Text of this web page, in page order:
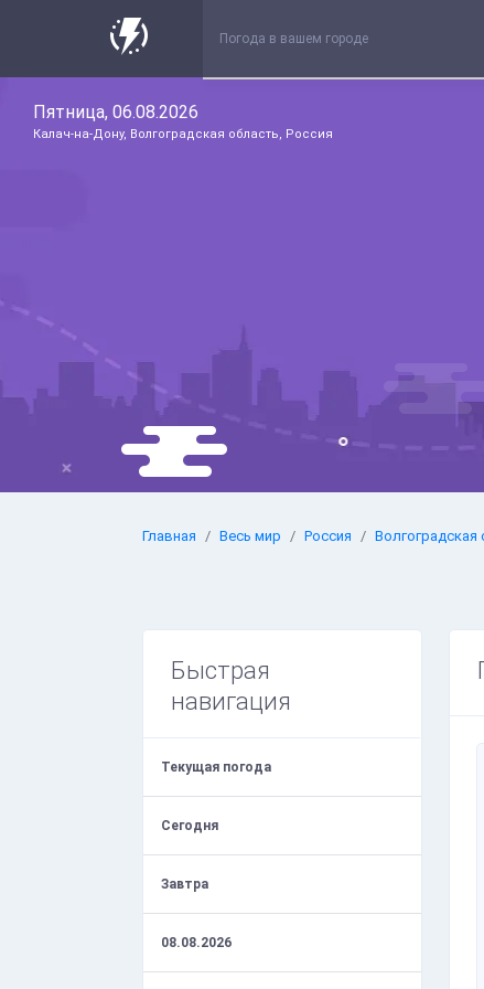
Пятница, 06.08.2026
Калач-на-Дону, Волгоградская область, Россия
Главная Весь мир Россия Волгоградская
Быстрая
навигация
Текущая погода
Сегодня
Завтра
08.08.2026